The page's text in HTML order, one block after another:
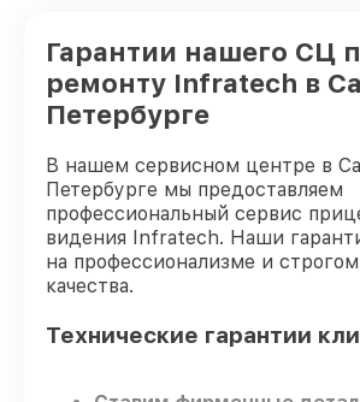
Гарантии нашего СЦ
ремонту Infratech в
Петербурге
В нашем сервисном центре в
Петербурге мы предоставляем
профессиональный сервис
видения Infratech. Наши
на профессионализме и
качества.
Технические гарантии